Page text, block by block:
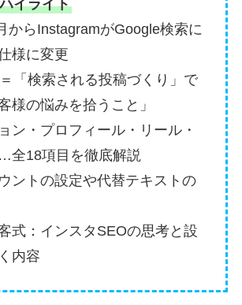
イライト
からInstagramがGoogle検索に
様に変更
「検索される投稿づくり」で
様の悩みを拾うこと」
ン・プロフィール・リール・
全18項目を徹底解説
ントの設定や代替テキストの
式：インスタSEOの思考と設
内容